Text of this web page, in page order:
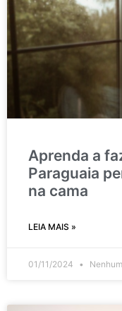
Aprenda a
Paraguaia
na cama
LEIA MAIS »
01/11/2024